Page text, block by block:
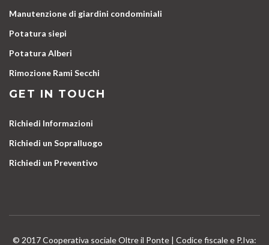
Manutenzione di giardini condominiali
Potatura siepi
Potatura Alberi
Rimozione Rami Secchi
GET IN TOUCH
Richiedi Informazioni
Richiedi un Sopralluogo
Richiedi un Preventivo
© 2017 Cooperativa sociale Oltre il Ponte | Codice fiscale e P.Iva: